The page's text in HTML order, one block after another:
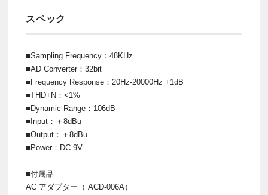
スペック
■Sampling Frequency：48KHz
■AD Converter：32bit
■Frequency Response：20Hz-20000Hz +1dB
■THD+N：<1%
■Dynamic Range：106dB
■Input：＋8dBu
■Output：＋8dBu
■Power：DC 9V
■付属品
AC アダプター（ ACD-006A）